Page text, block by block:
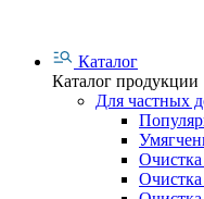
Каталог
Каталог продукции
Для частных
Очистка